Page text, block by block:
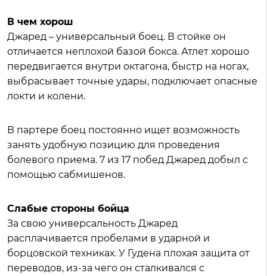
В чем хорош
Джаред – универсальный боец. В стойке он
отличается неплохой базой бокса. Атлет хорошо
передвигается внутри октагона, быстр на ногах,
выбрасывает точные удары, подключает опасные
локти и колени.
В партере боец постоянно ищет возможность
занять удобную позицию для проведения
болевого приема. 7 из 17 побед Джаред добыл с
помощью сабмишенов.
Слабые стороны бойца
За свою универсальность Джаред
расплачивается пробелами в ударной и
борцовской техниках. У Гудена плохая защита от
переводов, из-за чего он сталкивался с